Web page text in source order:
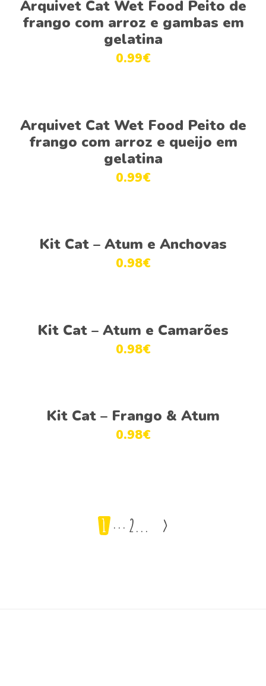
Arquivet Cat Wet Food Peito de
frango com arroz e gambas em
gelatina
0.99€
Ver opções
Arquivet Cat Wet Food Peito de
frango com arroz e queijo em
gelatina
0.99€
Ver opções
Kit Cat – Atum e Anchovas
0.98€
Ver opções
Kit Cat – Atum e Camarões
0.98€
Ver opções
Kit Cat – Frango & Atum
0.98€
1 2 >